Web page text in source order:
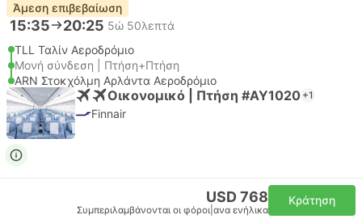
Άμεση επιβεβαίωση
15:35 20:25 5ώ 50λεπτά
TLL Ταλίν Αεροδρόμιο
Μονή σύνδεση | Πτήση+Πτήση
ARN Στοκχόλμη Αρλάντα Αεροδρόμιο
Οικονομικό | Πτήση #AY1020 +1
Finnair
USD 768
Συμπεριλαμβάνονται οι φόροι ανα ενήλικα
Κράτηση